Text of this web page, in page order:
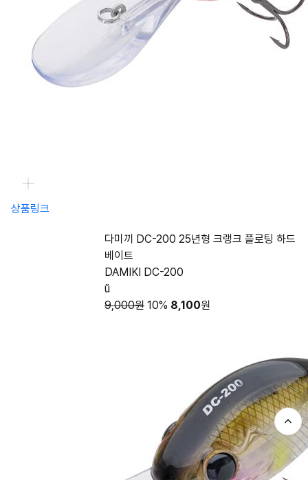
상품링크
다미끼 DC-200 25년형 크랭크 플로팅 하드
베이트
DAMIKI DC-200
ũ
9,000원 10% 8,100원